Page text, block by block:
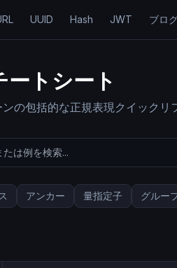
UUID Hash JWT ブロ
ートシート
の包括的な正規表現クイックリ
アンカー 量指定子 グルー